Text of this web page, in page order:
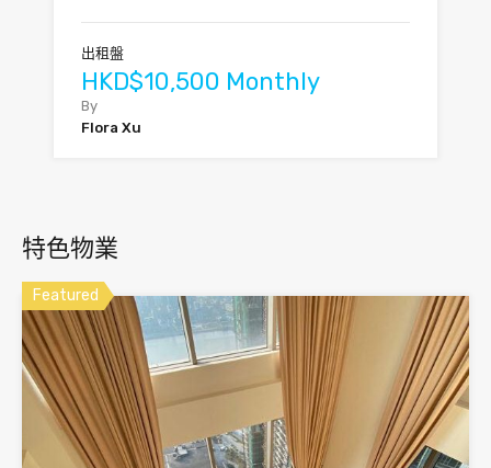
出租盤
HKD$10,500 Monthly
By
Flora Xu
特色物業
Featured